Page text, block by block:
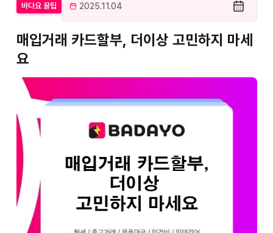
바다요 꿀팁 2025.11.04
매입거래 카드할부, 더이상 고민하지 마세
요